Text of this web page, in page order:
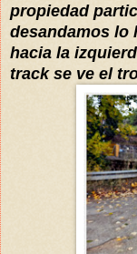
propiedad
desandamos lo
hacia la
track se ve el